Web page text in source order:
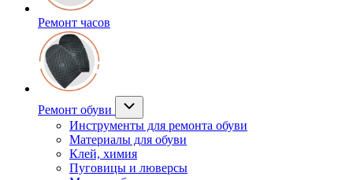
Ремонт часов
Ремонт обуви
Инструменты для ремонта обуви
Материалы для обуви
Клей, химия
Пуговицы и люверсы